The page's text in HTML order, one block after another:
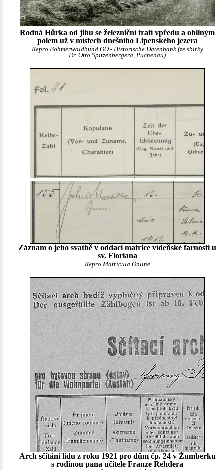
Rodná Hůrka od jihu se železniční tratí vpředu a obilným
polem už v místech dnešního Lipenského jezera
Repro Böhmerwaldbund OÖ - Historische Datenbank(ze sbírky
Dr. Otto Spitzenbergera, Puchenau)
Záznam o jeho svatbě v oddací matrice vídeňské farnosti u
sv. Floriana
Repro Matricula Online
Arch sčítání lidu z roku 1921 pro dům čp. 24 v Žumberku
s rodinou pana učitele Franze Rehdera